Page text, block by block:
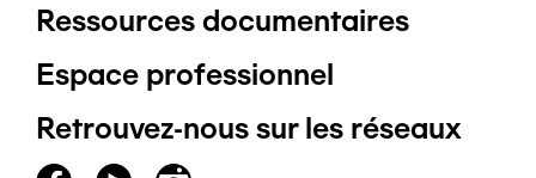
Pied
de
page
Ressources documentaires
Espace professionnel
Retrouvez-nous sur les réseaux